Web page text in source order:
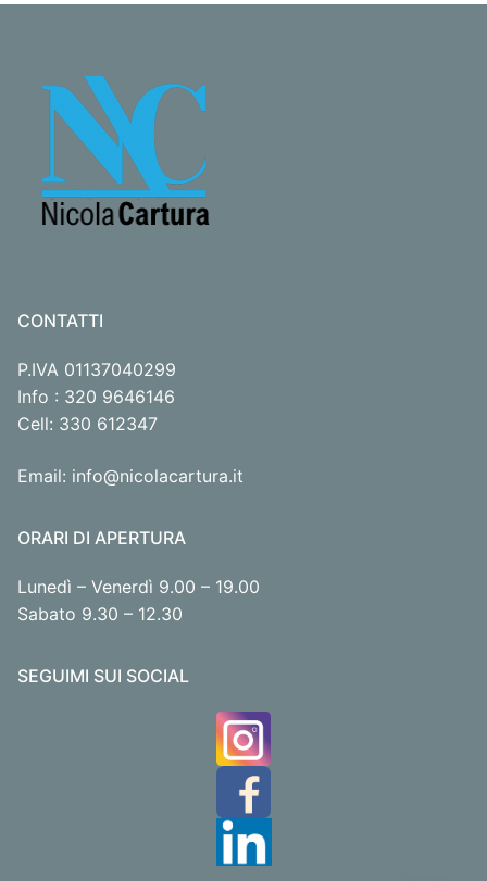
CONTATTI
P.IVA 01137040299
Info : 320 9646146
Cell: 330 612347
Email: info@nicolacartura.it
ORARI DI APERTURA
Lunedì – Venerdì 9.00 – 19.00
Sabato 9.30 – 12.30
SEGUIMI SUI SOCIAL